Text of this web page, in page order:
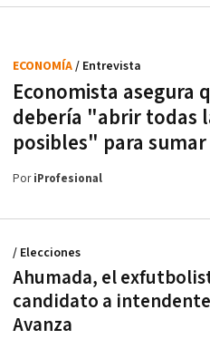
Economista asegura
debería "abrir todas
posibles" para
ECONOMÍA/ Entrevista
PoriProfesional
Ahumada, el
candidato a
Avanza
/ Elecciones